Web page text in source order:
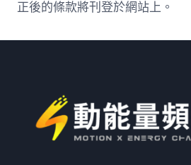
正後的條款將刊登於網站上。